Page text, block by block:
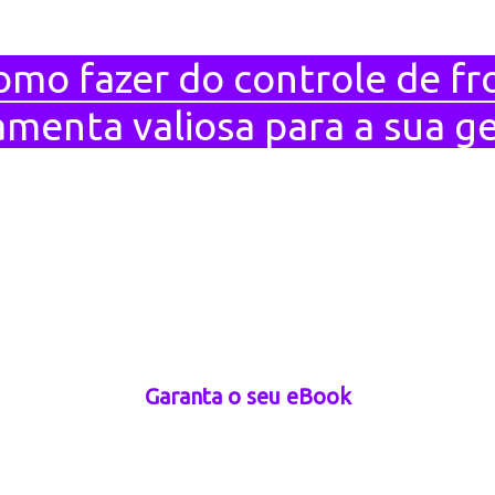
fazer do controle de
valiosa para a sua
Garanta o seu eBook